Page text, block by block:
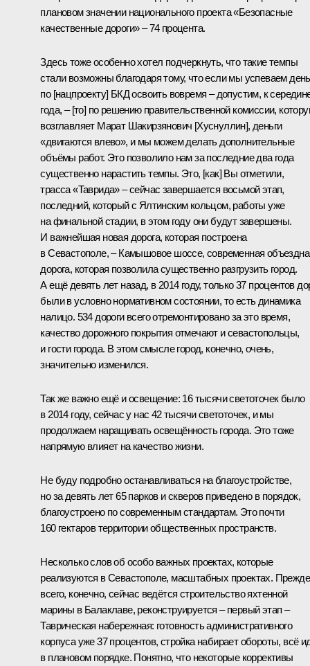
плановом значении национального проекта «Безопасные
качественные дороги» – 74 процента.
Здесь тоже особенно хотел подчеркнуть, что такие темпы
стали возможны благодаря тому, что если мы успеваем
по [нацпроекту] БКД освоить вовремя – допустим, к
года, – [то] по решению правительственной комиссии,
возглавляет Марат Шакирзянович [Хуснуллин], деньги
«двигаются влево», и мы можем делать дополнительные
объёмы работ. Это позволило нам за последние два года
существенно нарастить темпы. Это, [как] Вы отметили,
трасса «Таврида» – сейчас завершается восьмой этап,
последний, который с Ялтинским кольцом, работы уже
на финальной стадии, в этом году они будут завершены.
И важнейшая новая дорога, которая построена
в Севастополе, – Камышовое шоссе, современная
дорога, которая позволила существенно разгрузить город.
А ещё девять лет назад, в 2014 году, только 37 процентов
были в условно нормативном состоянии, то есть динамика
налицо. 534 дороги всего отремонтировано за это время,
качество дорожного покрытия отмечают и севастопольцы,
и гости города. В этом смысле город, конечно, очень,
значительно изменился.
Так же важно ещё и освещение: 16 тысячи светоточек было
в 2014 году, сейчас у нас 42 тысячи светоточек, и мы
продолжаем наращивать освещённость города. Это тоже
напрямую влияет на качество жизни.
Не буду подробно останавливаться на благоустройстве,
но за девять лет 65 парков и скверов приведено в порядок,
благоустроено по современным стандартам. Это почти
160 гектаров территории общественных пространств.
Несколько слов об особо важных проектах, которые
реализуются в Севастополе, масштабных проектах. Прежде
всего, конечно, сейчас ведётся строительство яхтенной
марины в Балаклаве, реконструируется – первый этап –
Таврическая набережная: готовность административного
корпуса уже 37 процентов, стройка набирает обороты, всё
в плановом порядке. Понятно, что некоторые коррективы